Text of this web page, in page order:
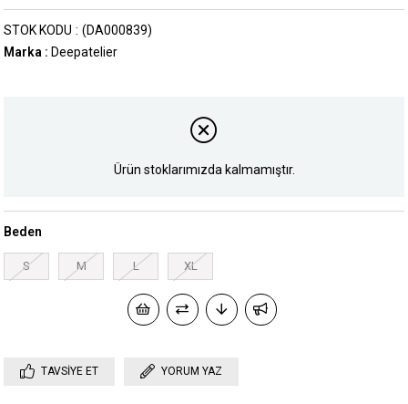
(DA000839)
STOK KODU
Marka : Deepatelier
Ürün stoklarımızda kalmamıştır.
Beden
S M L XL
TAVSIYE ET YORUM YAZ